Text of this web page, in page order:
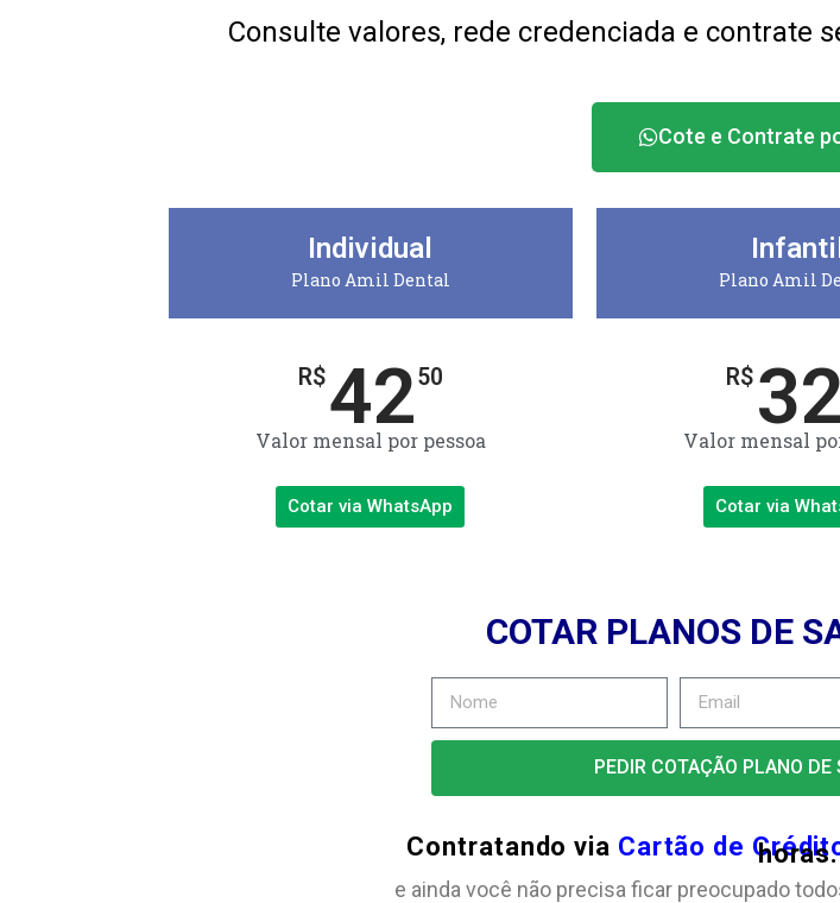
Consulte valores, rede credenciada e contrate
Cote e Contrate
Individual
Plano Amil Dental
R$4250
Valor mensal por pessoa
Cotar via WhatsApp
Infantil
Plano Amil
R$ 32
Valor mensal
Cotar via
COTAR PLANOS DE
PEDIR COTAÇÃO PLANO
Contratando via Cartão de horas.
e ainda você não precisa ficar preocupado